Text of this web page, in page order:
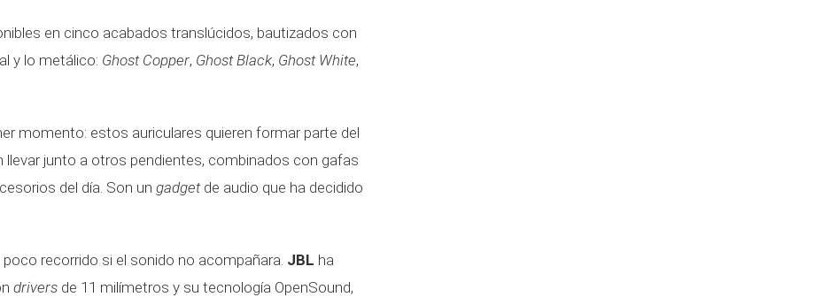
en cinco acabados translúcidos, bautizados con
y lo metálico: Ghost Copper, Ghost Black, Ghost White,
momento: estos auriculares quieren formar parte del
llevar junto a otros pendientes, combinados con gafas
del día. Son un gadgetde audio que ha decidido
recorrido si el sonido no acompañara. JBL ha
drivers de 11 milímetros y su tecnología OpenSound,